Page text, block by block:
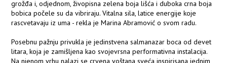
grožđa i, odjednom, živopisna zelena boja lišća i duboka crna boja
bobica počele su da vibriraju. Vitalna sila, latice energije koje
rascvetavaju iz uma - rekla je Marina Abramović o svom radu.
Posebnu pažnju privukla je jedinstvena salmanazar boca od devet
litara, koja je zamišljena kao svojevrsna performativna instalacija.
Na njenom vrhu nalazi se crvena voštana sveća inspirisana jednim